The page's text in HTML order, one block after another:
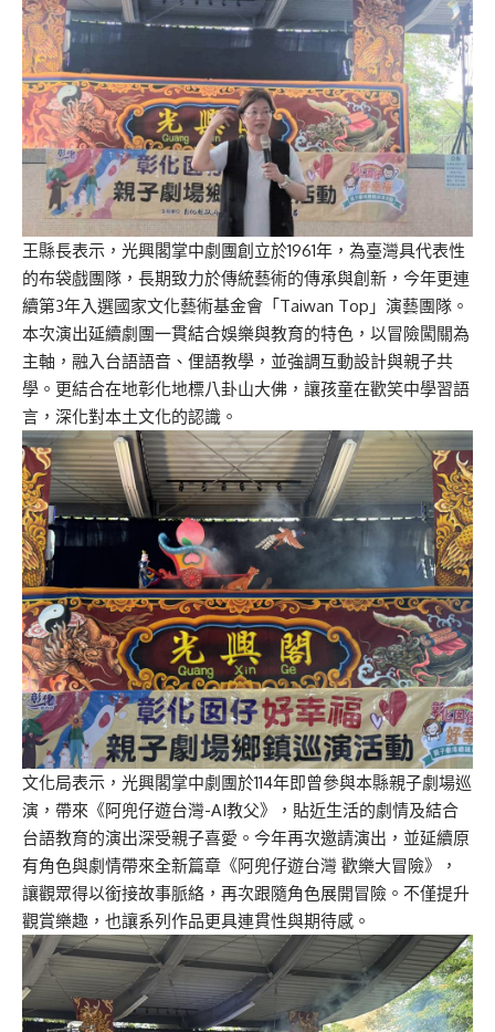
王縣長表示，光興閣掌中劇團創立於1961年，為臺灣具代表性
的布袋戲團隊，長期致力於傳統藝術的傳承與創新，今年更連
續第3年入選國家文化藝術基金會「Taiwan Top」演藝團隊。
本次演出延續劇團一貫結合娛樂與教育的特色，以冒險闖關為
主軸，融入台語語音、俚語教學，並強調互動設計與親子共
學。更結合在地彰化地標八卦山大佛，讓孩童在歡笑中學習語
言，深化對本土文化的認識。
文化局表示，光興閣掌中劇團於114年即曾參與本縣親子劇場巡
演，帶來《阿兜仔遊台灣-AI教父》，貼近生活的劇情及結合
台語教育的演出深受親子喜愛。今年再次邀請演出，並延續原
有角色與劇情帶來全新篇章《阿兜仔遊台灣 歡樂大冒險》，
讓觀眾得以銜接故事脈絡，再次跟隨角色展開冒險。不僅提升
觀賞樂趣，也讓系列作品更具連貫性與期待感。